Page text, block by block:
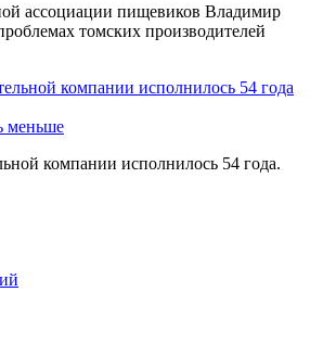
ассоциации пищевиков Владимир
томских производителей
меньше
компании исполнилось 54 года.